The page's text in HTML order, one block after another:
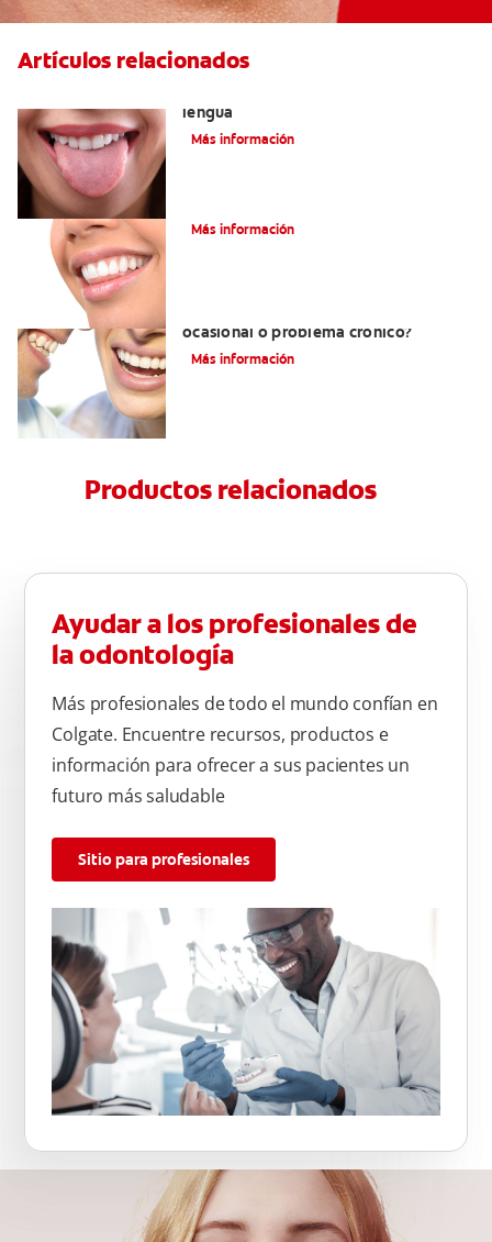
Artículos relacionados
lengua
Más información
Más información
ocasional o problema crónico?
Más información
Productos relacionados
Ayudar a los profesionales de
la odontología
Más profesionales de todo el mundo confían en
Colgate. Encuentre recursos, productos e
información para ofrecer a sus pacientes un
futuro más saludable
Sitio para profesionales